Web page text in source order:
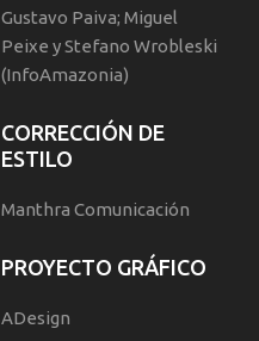
Gustavo Paiva; Miguel
Peixe y Stefano Wrobleski
(InfoAmazonia)
CORRECCIÓN DE
ESTILO
Manthra Comunicación
PROYECTO GRÁFICO
ADesign